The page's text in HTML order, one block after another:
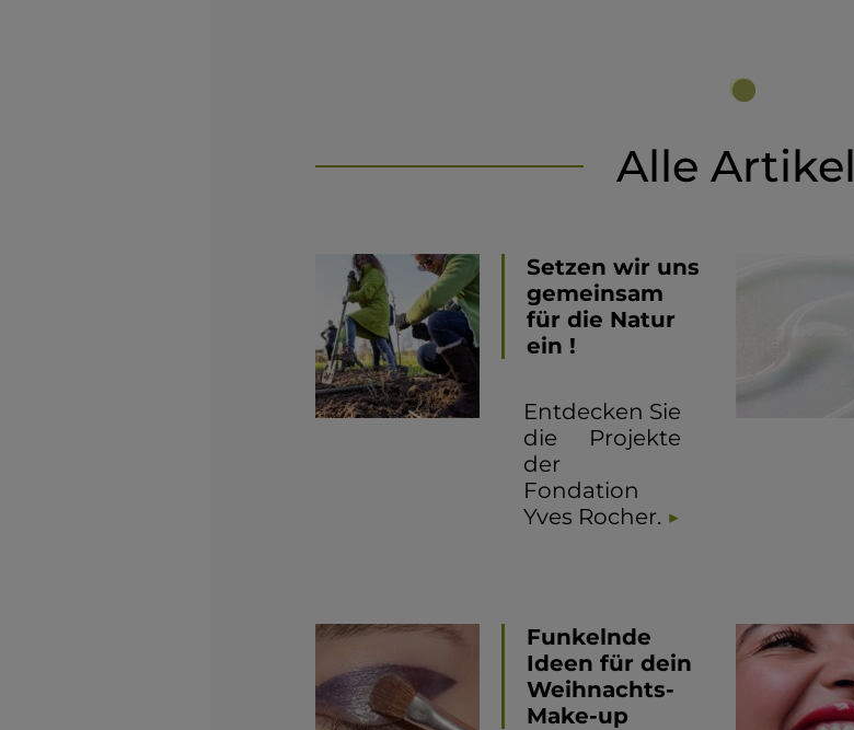
Alle Artikel
Setzen wir uns
gemeinsam
für die Natur
ein !
Entdecken Sie
die Projekte
der
Fondation
Yves Rocher.
Funkelnde
Ideen für dein
Weihnachts-
Make-up